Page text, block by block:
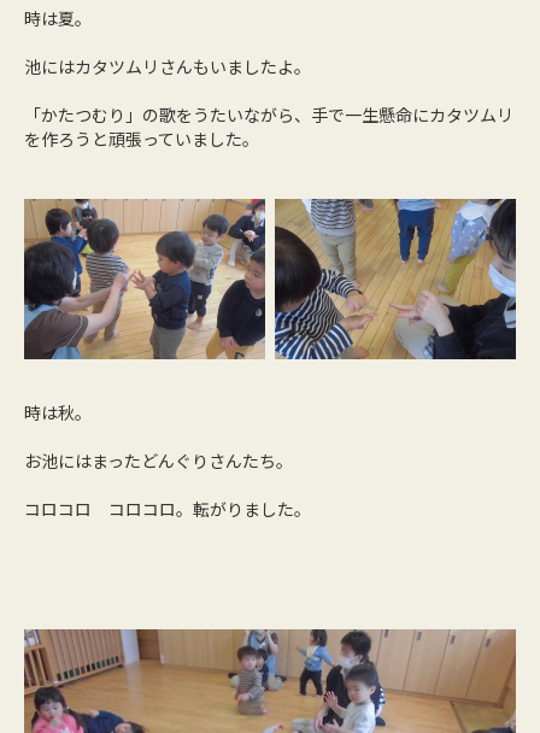
時は夏。
池にはカタツムリさんもいましたよ。
「かたつむり」の歌をうたいながら、手で一生懸命にカタツムリ
を作ろうと頑張っていました。
時は秋。
お池にはまったどんぐりさんたち。
コロコロ コロコロ。転がりました。